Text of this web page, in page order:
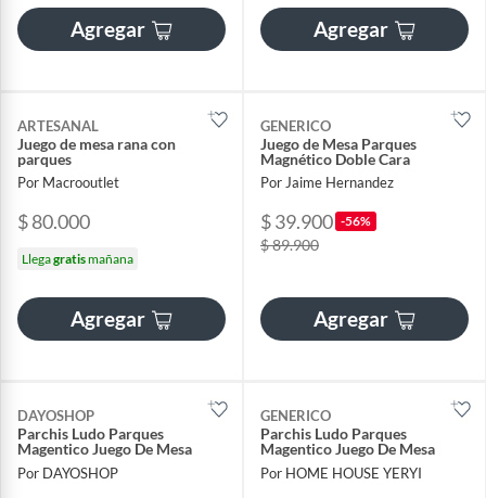
Agregar Agregar
ARTESANAL
Juego de mesa rana con
parques
Por Macrooutlet
$ 80.000
Llegagratismañana
Agregar
GENERICO
Juego de Mesa Parques
Magnético Doble Cara
Por Jaime Hernandez
$ 39.900 -56%
$ 89.900
Agregar
DAYOSHOP
Parchis Ludo Parques
Magentico Juego De Mesa
Por DAYOSHOP
GENERICO
Parchis Ludo Parques
Magentico Juego De Mesa
Por HOME HOUSE YERYI